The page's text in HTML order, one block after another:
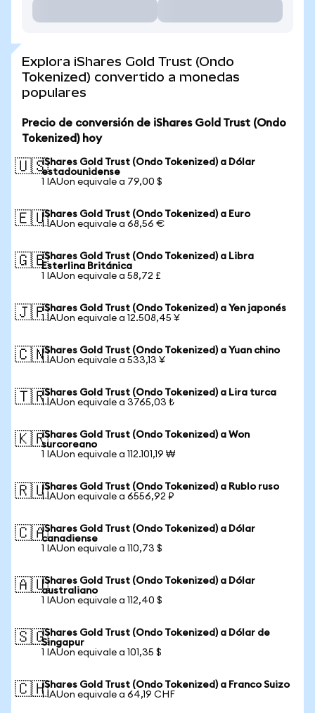
Explora iShares Gold Trust (Ondo
Tokenized) convertido a monedas
populares
Precio de conversión de iShares Gold Trust (Ondo
Tokenized) hoy
🇺🇸iShares Gold Trust (Ondo Tokenized) a Dólar
estadounidense
1 IAUon equivale a 79,00 $
🇪🇺iShares Gold Trust (Ondo Tokenized) a Euro
1 IAUon equivale a 68,56 €
🇬🇧iShares Gold Trust (Ondo Tokenized) a Libra
Esterlina Británica
1 IAUon equivale a 58,72 £
🇯🇵iShares Gold Trust (Ondo Tokenized) a Yen japonés
1 IAUon equivale a 12.508,45 ¥
🇨🇳iShares Gold Trust (Ondo Tokenized) a Yuan chino
1 IAUon equivale a 533,13 ¥
🇹🇷iShares Gold Trust (Ondo Tokenized) a Lira turca
1 IAUon equivale a 3765,03 ₺
🇰🇷iShares Gold Trust (Ondo Tokenized) a Won
surcoreano
1 IAUon equivale a 112.101,19 ₩
🇷🇺iShares Gold Trust (Ondo Tokenized) a Rublo ruso
1 IAUon equivale a 6556,92 ₽
🇨🇦iShares Gold Trust (Ondo Tokenized) a Dólar
canadiense
1 IAUon equivale a 110,73 $
🇦🇺iShares Gold Trust (Ondo Tokenized) a Dólar
australiano
1 IAUon equivale a 112,40 $
🇸🇬iShares Gold Trust (Ondo Tokenized) a Dólar de
Singapur
1 IAUon equivale a 101,35 $
🇨🇭iShares Gold Trust (Ondo Tokenized) a Franco Suizo
1 IAUon equivale a 64,19 CHF